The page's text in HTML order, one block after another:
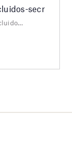
secr
lista-provisional-admitidos-y-excluidos.pdf